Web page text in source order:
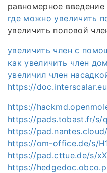
равномерное введение
где можно увеличить
увеличить половой
увеличить член с
как увеличить член
увеличил член
https://
https://
https://pads.tobast.fr/s/
https://
https://om-office.de/s/
https://pad.cttue.de/s/
https://